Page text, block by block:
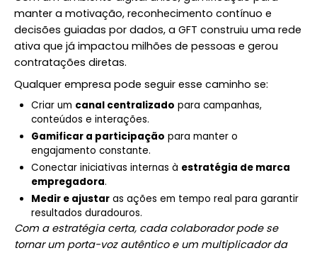
manter a motivação, reconhecimento contínuo e
decisões guiadas por dados, a GFT construiu uma rede
ativa que já impactou milhões de pessoas e gerou
contratações diretas.
Qualquer empresa pode seguir esse caminho se:
Criar um canal centralizado para campanhas,
conteúdos e interações.
Gamificar a participação para manter o
engajamento constante.
Conectar iniciativas internas à estratégia de marca
empregadora.
Medir e ajustar as ações em tempo real para garantir
resultados duradouros.
Com a estratégia certa, cada colaborador pode se
tornar um porta-voz autêntico e um multiplicador da